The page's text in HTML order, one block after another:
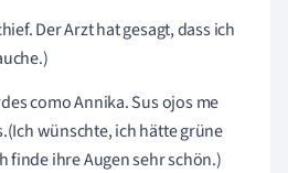
Der Arzt hat gesagt, dass ich
comoAnnika.Susojosme
.(Ich wünschte, ich hätte grüne
finde ihre Augen sehr schön.)